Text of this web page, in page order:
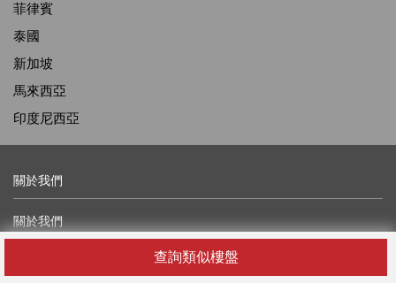
查詢類似樓盤
菲律賓
泰國
新加坡
馬來西亞
印度尼西亞
關於我們
關於我們
廣告查詢